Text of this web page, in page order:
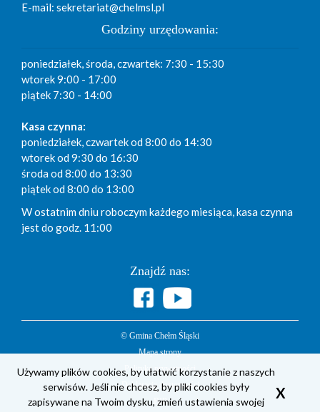
E-mail: sekretariat@chelmsl.pl
Godziny urzędowania:
poniedziałek, środa, czwartek: 7:30 - 15:30
wtorek 9:00 - 17:00
piątek 7:30 - 14:00
Kasa czynna:
poniedziałek, czwartek od 8:00 do 14:30
wtorek od 9:30 do 16:30
środa od 8:00 do 13:30
piątek od 8:00 do 13:00
W ostatnim dniu roboczym każdego miesiąca, kasa czynna
jest do godz. 11:00
Znajdź nas:
© Gmina Chełm Śląski
Mapa strony
Polityka prywatności
Deklaracja dostępności
BIP
Używamy plików cookies, by ułatwić korzystanie z naszych
serwisów. Jeśli nie chcesz, by pliki cookies były
zapisywane na Twoim dysku, zmień ustawienia swojej
X